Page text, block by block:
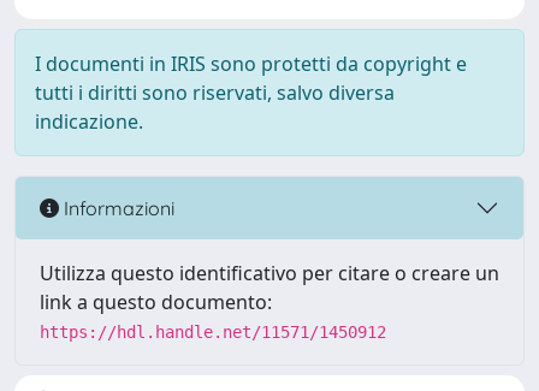
I documenti in IRIS sono protetti da copyright e
tutti i diritti sono riservati, salvo diversa
indicazione.
Informazioni
Utilizza questo identificativo per citare o creare un
link a questo documento:
https://hdl.handle.net/11571/1450912